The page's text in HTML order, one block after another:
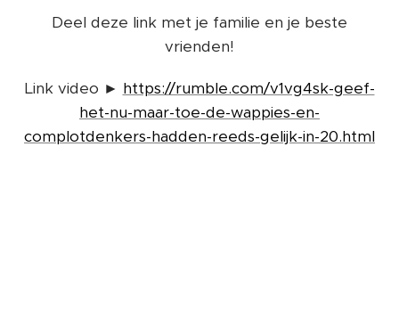
Deel deze link met je familie en je beste
vrienden!
Link video ► https://rumble.com/v1vg4sk-geef-
het-nu-maar-toe-de-wappies-en-
complotdenkers-hadden-reeds-gelijk-in-20.html